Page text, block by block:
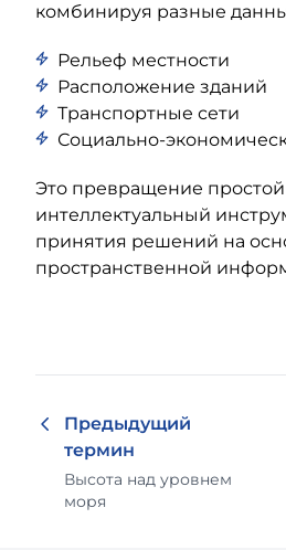
комбинируя разные
Рельеф местности
Расположение зданий
Транспортные сети
Социально-
Это превращение простой
интеллектуальный
принятия решений на
пространственной
Предыдущий
термин
Высота над уровнем
моря